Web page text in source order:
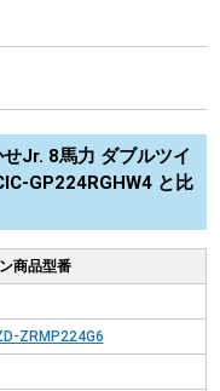
Jr. 8馬力 ダブルツイ
GP224RGHW4 と比
商品型番
ZRMP224G6